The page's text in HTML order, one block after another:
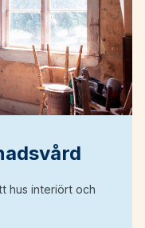
hus interiört och